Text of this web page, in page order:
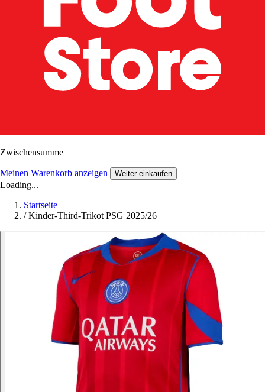
Zwischensumme
Meinen Warenkorb anzeigen Weiter einkaufen
Loading...
Startseite
/ Kinder-Third-Trikot PSG 2025/26